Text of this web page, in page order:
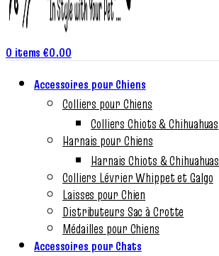
0 items €0.00
Accessoires pour Chiens
Colliers pour Chiens
Colliers Chiots & Chihuahuas
Harnais pour Chiens
Harnais Chiots & Chihuahuas
Colliers Lévrier Whippet et Galgo
Laisses pour Chien
Distributeurs Sac à Crotte
Médailles pour Chiens
Accessoires pour Chats